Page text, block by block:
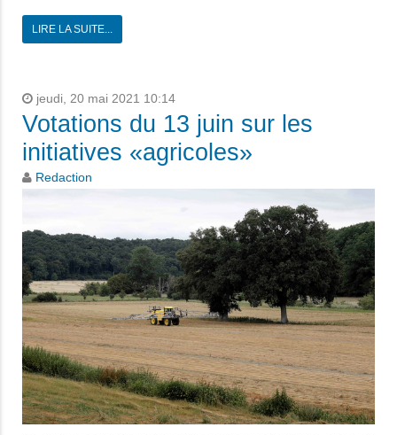
LIRE LA SUITE...
jeudi, 20 mai 2021 10:14
Votations du 13 juin sur les
initiatives «agricoles»
Redaction